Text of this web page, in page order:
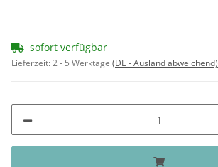
sofort verfügbar
Lieferzeit:2 - 5 Werktage (DE - Ausland abweichend)